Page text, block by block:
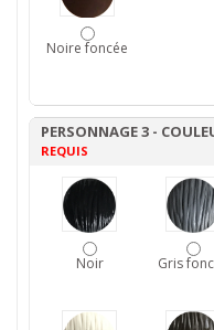
Noire foncée
PERSONNAGE 3 -
REQUIS
Noir Gris